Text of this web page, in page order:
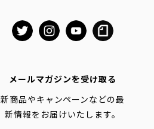
メールマガジンを受け取る
新商品やキャンペーンなどの最
新情報をお届けいたします。